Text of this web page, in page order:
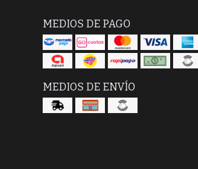
MEDIOS DE PAGO
MEDIOS DE ENVÍO